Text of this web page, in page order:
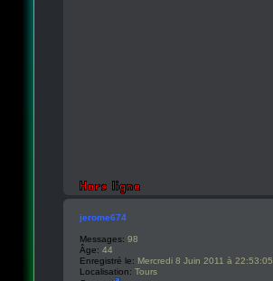
jerome674
Messages: 98
Âge: 44
Enregistré le: Mercredi 8 Juin 2011 à 22:53:05
Localisation: Tours